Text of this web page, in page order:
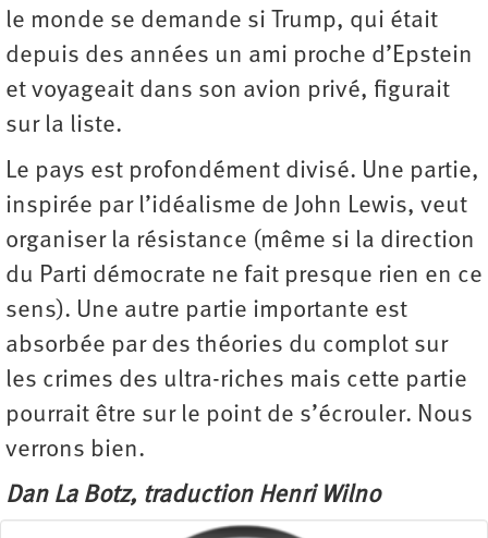
le monde se demande si Trump, qui était
depuis des années un ami proche d’Epstein
et voyageait dans son avion privé, figurait
sur la liste.
Le pays est profondément divisé. Une partie,
inspirée par l’idéalisme de John Lewis, veut
organiser la résistance (même si la direction
du Parti démocrate ne fait presque rien en ce
sens). Une autre partie importante est
absorbée par des théories du complot sur
les crimes des ultra-riches mais cette partie
pourrait être sur le point de s’écrouler. Nous
verrons bien.
Dan La Botz, traduction Henri Wilno